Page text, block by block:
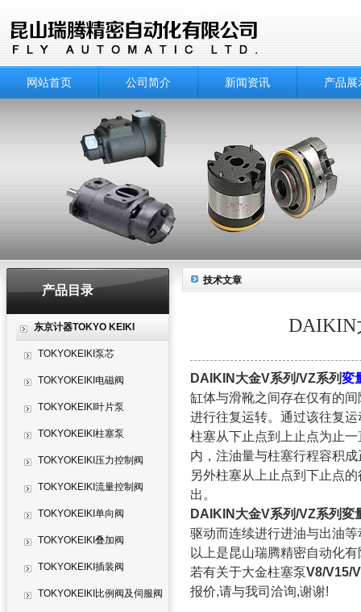
网站首页 公司简介 新闻资讯 产品展
产品目录
东京计器TOKYO KEIKI
TOKYOKEIKI泵芯
TOKYOKEIKI电磁阀
TOKYOKEIKI叶片泵
TOKYOKEIKI柱塞泵
TOKYOKEIKI压力控制阀
TOKYOKEIKI流量控制阀
TOKYOKEIKI单向阀
TOKYOKEIKI叠加阀
TOKYOKEIKI插装阀
TOKYOKEIKI比例阀及伺服阀
技术文章
DAIKIN
DAIKIN大金V系列/VZ系列変
缸体与滑靴之间存在仅有的
进行往复运转。通过该往复
柱塞从下止点到上止点为止
内，注油量与柱塞行程容积成
另外柱塞从上止点到下止点
出。
DAIKIN大金V系列/VZ系列変
驱动而连续进行进油与出油等
以上是昆山瑞腾精密自动化
若有关于大金柱塞泵V8/V15/
报价,请与我司洽询,谢谢!